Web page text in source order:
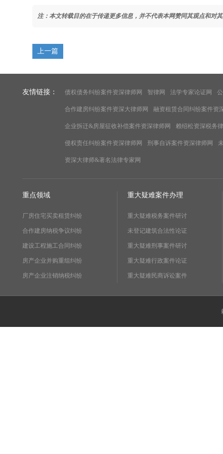
注：本文转载目的在于传递更多信息，并不代表本网赞同其观点和对
上一篇
友情链接： 债权债务纠纷案件资深律师网 智律网 法学专家论证网
合作建房纠纷案件资深大律师网 融资租赁合同纠纷案件资
企业拆迁&房屋征收补偿案件资深律师网 赖绍松资深税务
侵权责任纠纷案件资深律师网 刑事自诉案件资深律师网
资深大律师&著名法律专家网
重点领域
厂房住宅买卖租赁纠纷
合作建房纳税争议纠纷
建设工程施工合同纠纷
房产企业并购重组纠纷
房产企业注销纳税纠纷
重大疑难案件办理
重大疑难税务案件研讨
未登记建筑合法性论证
重大疑难刑事案件研讨
重大疑难行政案件论证
重大疑难民商诉讼案件